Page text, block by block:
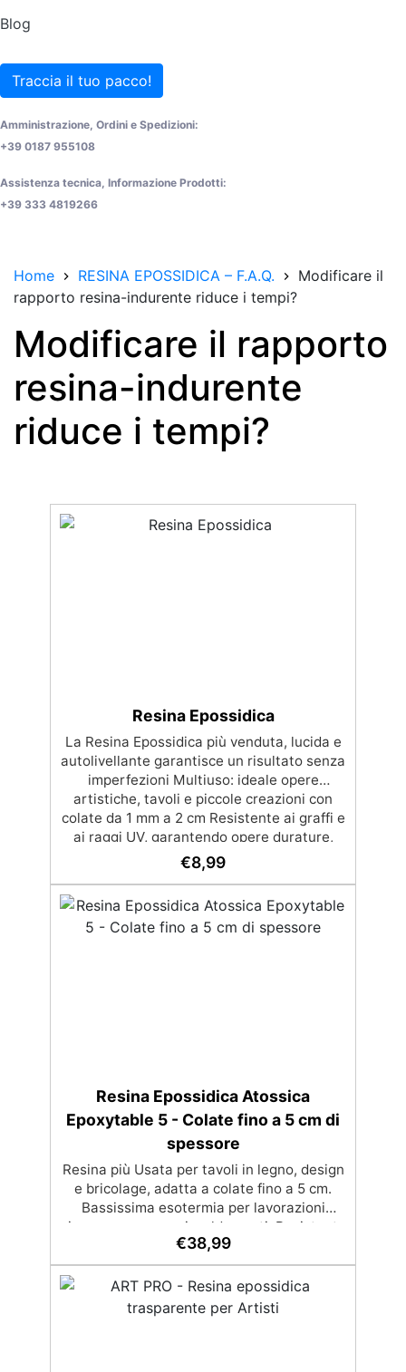
Blog
Traccia il tuo pacco!
Amministrazione, Ordini e Spedizioni:
+39 0187 955108
Assistenza tecnica, Informazione Prodotti:
+39 333 4819266
Home RESINA EPOSSIDICA – F.A.Q.
Modificare il
rapporto resina-indurente riduce i tempi?
Modificare il rapporto
resina-indurente
riduce i tempi?
Resina Epossidica
La Resina Epossidica più venduta, lucida e
autolivellante garantisce un risultato senza
imperfezioni Multiuso: ideale opere
artistiche, tavoli e piccole creazioni con
colate da 1 mm a 2 cm Resistente ai graffi e
ai raggi UV, garantendo opere durature,
vibranti e senza ingiallimenti nel tempo
Bassa viscosità e formula anti-bolle per
risultati impeccabili, perfetti per colate di
stampi e inglobamenti Certificata Atossica
post catalisi per contatto con la pelle, BPA
€8,99
Resina Epossidica Atossica
Epoxytable 5 - Colate fino a 5 cm di
spessore
Resina più Usata per tavoli in legno, design
e bricolage, adatta a colate fino a 5 cm.
Bassissima esotermia per lavorazioni
sicure e senza surriscaldamenti. Resistente
a graffi e ingiallimento grazie ai filtri UV e
all'alta qualità meccanica. Bassa viscosità
per eliminare bolle d'aria e ottenere finiture
lisce. Sicura, atossica, BPA/VOC free e
certificata per il contatto prolungato con la
€38,99